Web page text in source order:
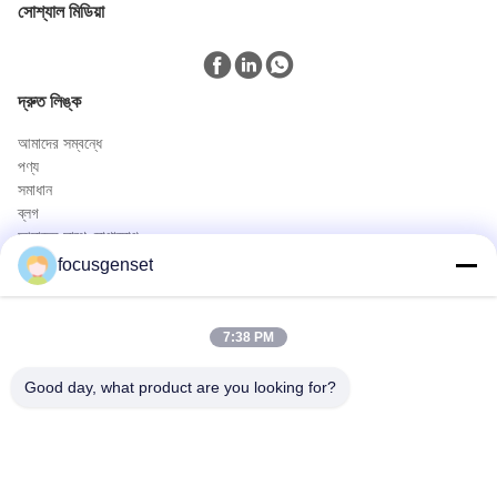
সোশ্যাল মিডিয়া
দ্রুত লিঙ্ক
আমাদের সম্বন্ধে
পণ্য
সমাধান
ব্লগ
আমাদের সাথে যোগাযোগ
পণ্য
কামিন্স ডিজেল জেনারেটর সেট
ইন্ডাস্ট্রিয়াল ডিজেল জেনসেট
focusgenset
7:38 PM
Good day, what product are you looking for?